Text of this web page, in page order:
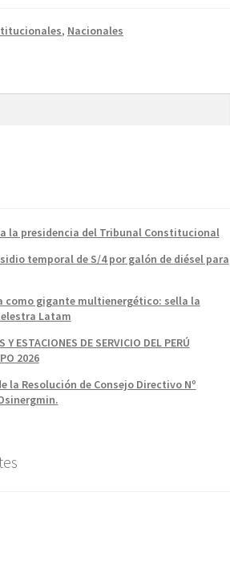
, Nacionales
la presidencia del Tribunal Constitucional
temporal de S/4 por galón de diésel para
como gigante multienergético: sella la
Latam
Y ESTACIONES DE SERVICIO DEL PERÚ
2026
la Resolución de Consejo Directivo Nº